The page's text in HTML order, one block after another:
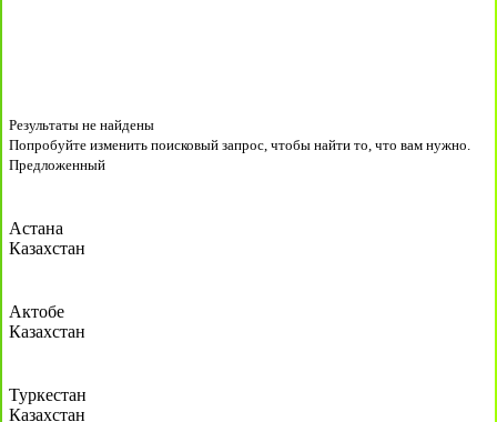
Результаты не найдены
Попробуйте изменить поисковый запрос, чтобы найти то, что вам нужно.
Предложенный
Астана
Казахстан
Актобе
Казахстан
Туркестан
Казахстан